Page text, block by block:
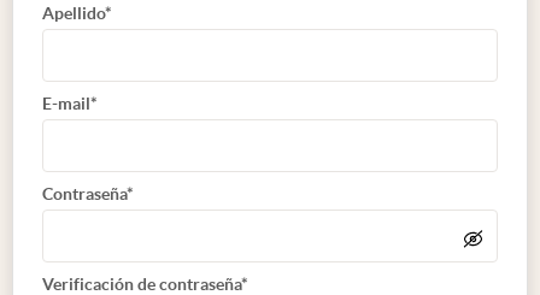
Apellido*
E-mail*
Contraseña*
Verificación de contraseña*